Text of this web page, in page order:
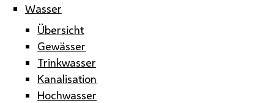
Wasser
Übersicht
Gewässer
Trinkwasser
Kanalisation
Hochwasser